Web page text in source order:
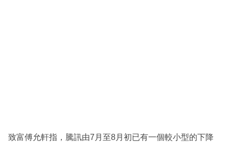
致富傅允軒指，騰訊由7月至8月初已有一個較小型的下降